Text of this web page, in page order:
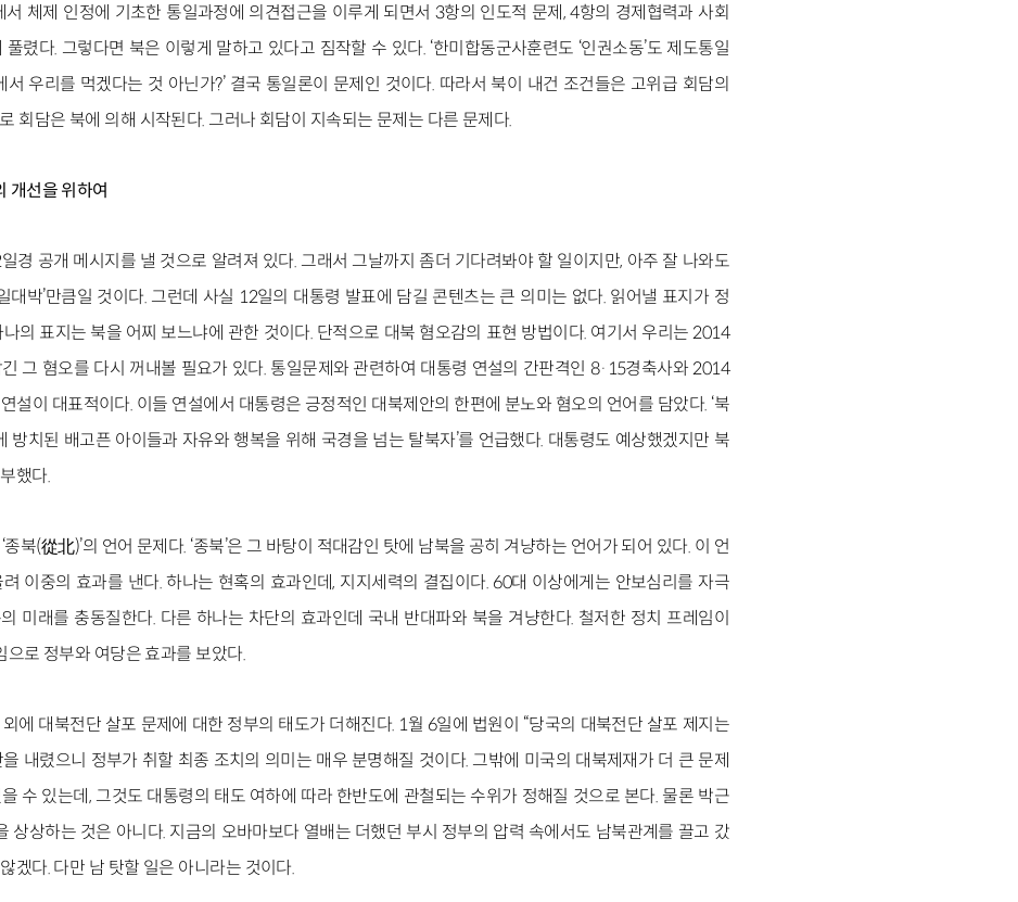
체제 인정에 기초한 통일과정에 의견접근을 이루게 되면서 3항의 인도적 문제, 4항의 경제협력과 사회
렸다. 그렇다면 북은 이렇게 말하고 있다고 짐작할 수 있다. ‘한미합동군사훈련도 ‘인권소동’도 제도통일
서 우리를 먹겠다는 것 아닌가?’ 결국 통일론이 문제인 것이다. 따라서 북이 내건 조건들은 고위급 회담의
회담은 북에 의해 시작된다. 그러나 회담이 지속되는 문제는 다른 문제다.
개선을 위하여
경 공개 메시지를 낼 것으로 알려져 있다. 그래서 그날까지 좀더 기다려봐야 할 일이지만, 아주 잘 나와도
대박’만큼일 것이다. 그런데 사실 12일의 대통령 발표에 담길 콘텐츠는 큰 의미는 없다. 읽어낼 표지가 정
의 표지는 북을 어찌 보느냐에 관한 것이다. 단적으로 대북 혐오감의 표현 방법이다. 여기서 우리는 2014
그 혐오를 다시 꺼내볼 필요가 있다. 통일문제와 관련하여 대통령 연설의 간판격인 8·15경축사와 2014
설이 대표적이다. 이들 연설에서 대통령은 긍정적인 대북제안의 한편에 분노와 혐오의 언어를 담았다. ‘북
방치된 배고픈 아이들과 자유와 행복을 위해 국경을 넘는 탈북자’를 언급했다. 대통령도 예상했겠지만 북
했다.
종북(從北)’의 언어 문제다. ‘종북’은 그 바탕이 적대감인 탓에 남북을 공히 겨냥하는 언어가 되어 있다. 이 언
려 이중의 효과를 낸다. 하나는 현혹의 효과인데, 지지세력의 결집이다. 60대 이상에게는 안보심리를 자극
미래를 충동질한다. 다른 하나는 차단의 효과인데 국내 반대파와 북을 겨냥한다. 철저한 정치 프레임이
으로 정부와 여당은 효과를 보았다.
에 대북전단 살포 문제에 대한 정부의 태도가 더해진다. 1월 6일에 법원이 “당국의 대북전단 살포 제지는
내렸으니 정부가 취할 최종 조치의 의미는 매우 분명해질 것이다. 그밖에 미국의 대북제재가 더 큰 문제
수 있는데, 그것도 대통령의 태도 여하에 따라 한반도에 관철되는 수위가 정해질 것으로 본다. 물론 박근
상상하는 것은 아니다. 지금의 오바마보다 열배는 더했던 부시 정부의 압력 속에서도 남북관계를 끌고 갔
겠다. 다만 남 탓할 일은 아니라는 것이다.